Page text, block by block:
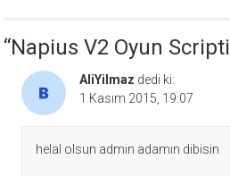
“Napius V2 Oyun Scripti
AliYilmaz dedi ki:
1 Kasım 2015, 19:07
helal olsun admin adamın dibisin